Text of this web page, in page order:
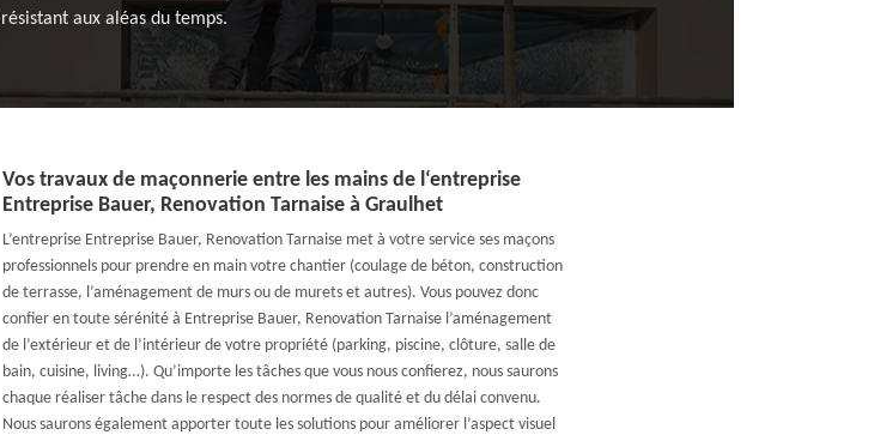
aux aléas du temps.
Vos travaux de maçonnerie entre les mains de l‘entreprise
Entreprise Bauer, Renovation Tarnaise à Graulhet
L’entreprise Entreprise Bauer, Renovation Tarnaise met à votre service ses maçons
professionnels pour prendre en main votre chantier (coulage de béton, construction
de terrasse, l’aménagement de murs ou de murets et autres). Vous pouvez donc
confier en toute sérénité à Entreprise Bauer, Renovation Tarnaise l’aménagement
de l’extérieur et de l’intérieur de votre propriété (parking, piscine, clôture, salle de
bain, cuisine, living…). Qu’importe les tâches que vous nous confierez, nous saurons
chaque réaliser tâche dans le respect des normes de qualité et du délai convenu.
Nous saurons également apporter toute les solutions pour améliorer l’aspect visuel